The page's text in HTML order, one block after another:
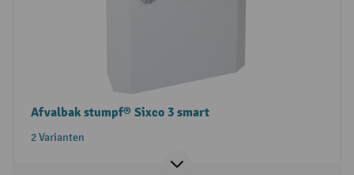
Afvalbak stumpf® Sixco 3 smart
2 Varianten